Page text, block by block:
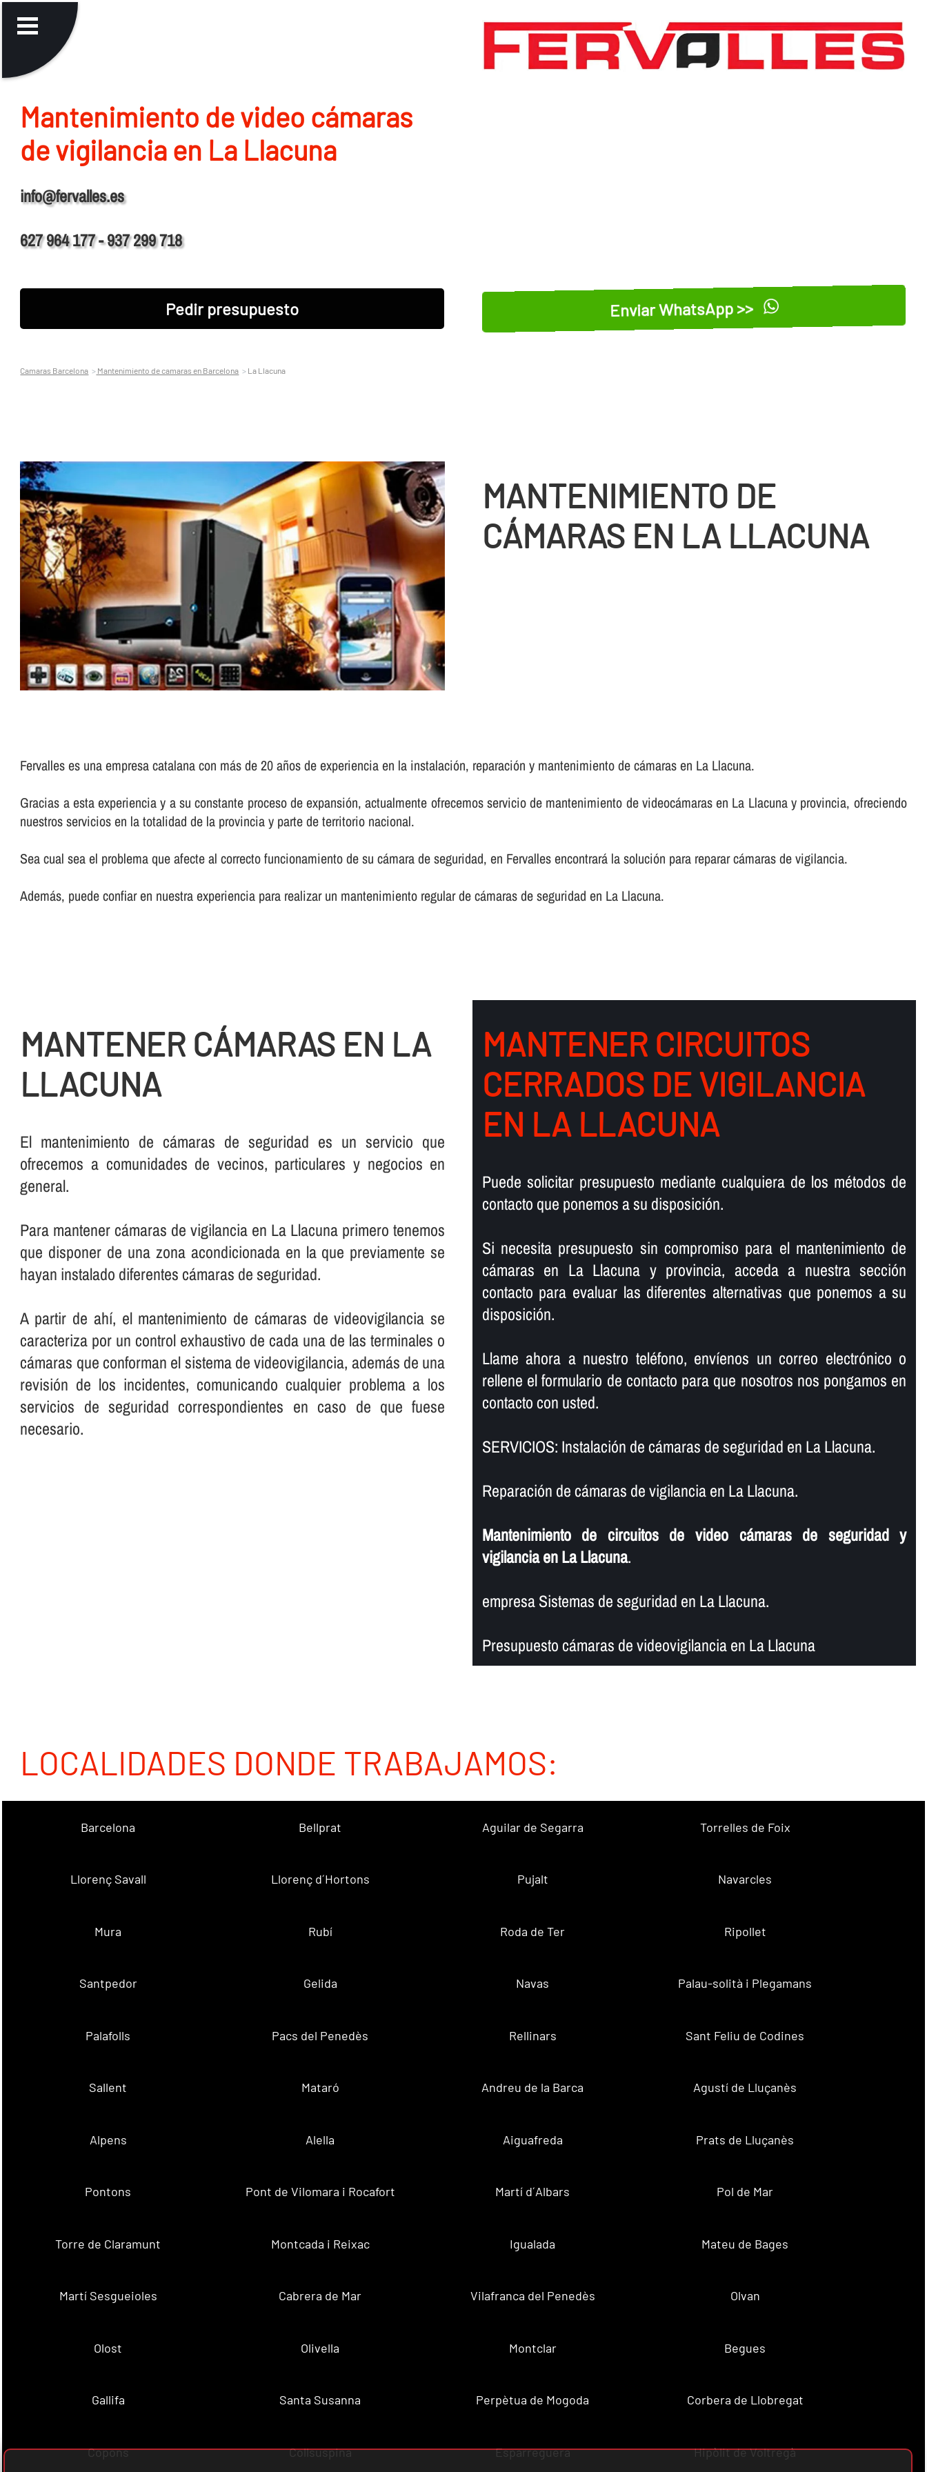
Mantenimiento de video cámaras
de vigilancia en La Llacuna
info@fervalles.es
627 964 177 - 937 299 718
Pedir presupuesto Enviar WhatsApp >>
Camaras Barcelona Mantenimiento de camaras en Barcelona La Llacuna
MANTENIMIENTO DE
CÁMARAS EN LA LLACUNA
Fervalles es una empresa catalana con más de 20 años de experiencia en la instalación, reparación y mantenimiento de cámaras en La Llacuna.
Gracias a esta experiencia y a su constante proceso de expansión, actualmente ofrecemos servicio de mantenimiento de videocámaras en La Llacuna y provincia, ofreciendo
nuestros servicios en la totalidad de la provincia y parte de territorio nacional.
Sea cual sea el problema que afecte al correcto funcionamiento de su cámara de seguridad, en Fervalles encontrará la solución para reparar cámaras de vigilancia.
Además, puede confiar en nuestra experiencia para realizar un mantenimiento regular de cámaras de seguridad en La Llacuna.
MANTENER CÁMARAS EN LA
LLACUNA
El mantenimiento de cámaras de seguridad es un servicio que
ofrecemos a comunidades de vecinos, particulares y negocios en
general.
Para mantener cámaras de vigilancia en La Llacuna primero tenemos
que disponer de una zona acondicionada en la que previamente se
hayan instalado diferentes cámaras de seguridad.
A partir de ahí­, el mantenimiento de cámaras de videovigilancia se
caracteriza por un control exhaustivo de cada una de las terminales o
cámaras que conforman el sistema de videovigilancia, además de una
revisión de los incidentes, comunicando cualquier problema a los
servicios de seguridad correspondientes en caso de que fuese
necesario.
MANTENER CIRCUITOS
CERRADOS DE VIGILANCIA
EN LA LLACUNA
Puede solicitar presupuesto mediante cualquiera de los métodos de
contacto que ponemos a su disposición.
Si necesita presupuesto sin compromiso para el mantenimiento de
cámaras en La Llacuna y provincia, acceda a nuestra sección
contacto para evaluar las diferentes alternativas que ponemos a su
disposición.
Llame ahora a nuestro teléfono, enví­enos un correo electrónico o
rellene el formulario de contacto para que nosotros nos pongamos en
contacto con usted.
SERVICIOS: Instalación de cámaras de seguridad en La Llacuna.
Reparación de cámaras de vigilancia en La Llacuna.
Mantenimiento de circuitos de video cámaras de seguridad y
vigilancia en La Llacuna.
empresa Sistemas de seguridad en La Llacuna.
Presupuesto cámaras de videovigilancia en La Llacuna
LOCALIDADES DONDE TRABAJAMOS:
Barcelona Bellprat Aguilar de Segarra Torrelles de Foix
Llorenç Savall Llorenç d´Hortons Pujalt Navarcles
Mura Rubí Roda de Ter Ripollet
Santpedor Gelida Navas Palau-solità i Plegamans
Palafolls Pacs del Penedès Rellinars Sant Feliu de Codines
Sallent Mataró Andreu de la Barca Agustí de Lluçanès
Alpens Alella Aiguafreda Prats de Lluçanès
Pontons Pont de Vilomara i Rocafort Martí d´Albars Pol de Mar
Torre de Claramunt Montcada i Reixac Igualada Mateu de Bages
Martí Sesgueioles Cabrera de Mar Vilafranca del Penedès Olvan
Olost Olivella Montclar Begues
Gallifa Santa Susanna Perpètua de Mogoda Corbera de Llobregat
Copons Collsuspina Esparreguera Hipòlit de Voltregà